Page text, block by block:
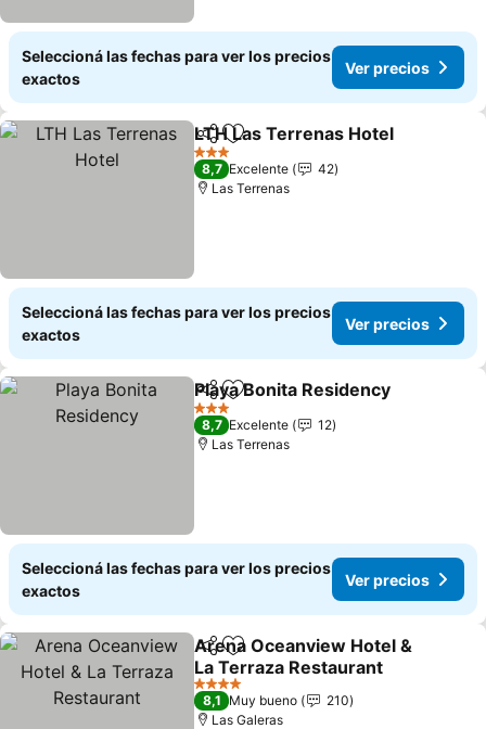
Seleccioná las fechas para ver los precios
exactos
Ver precios
CompartirAñadir a favoritos
LTH Las Terrenas Hotel
3 Estrellas
8,7 Excelente
42
Las Terrenas
Seleccioná las fechas para ver los precios
exactos
Ver precios
CompartirAñadir a favoritos
Playa Bonita Residency
3 Estrellas
8,7 Excelente
12
Las Terrenas
Seleccioná las fechas para ver los precios
exactos
Ver precios
CompartirAñadir a favoritos
Arena Oceanview Hotel &
La Terraza Restaurant
4 Estrellas
8,1 Muy bueno
210
Las Galeras